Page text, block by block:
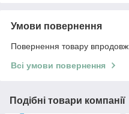
Умови повернення
Повернення товару
Всі умови повернення
Подібні товари компанії